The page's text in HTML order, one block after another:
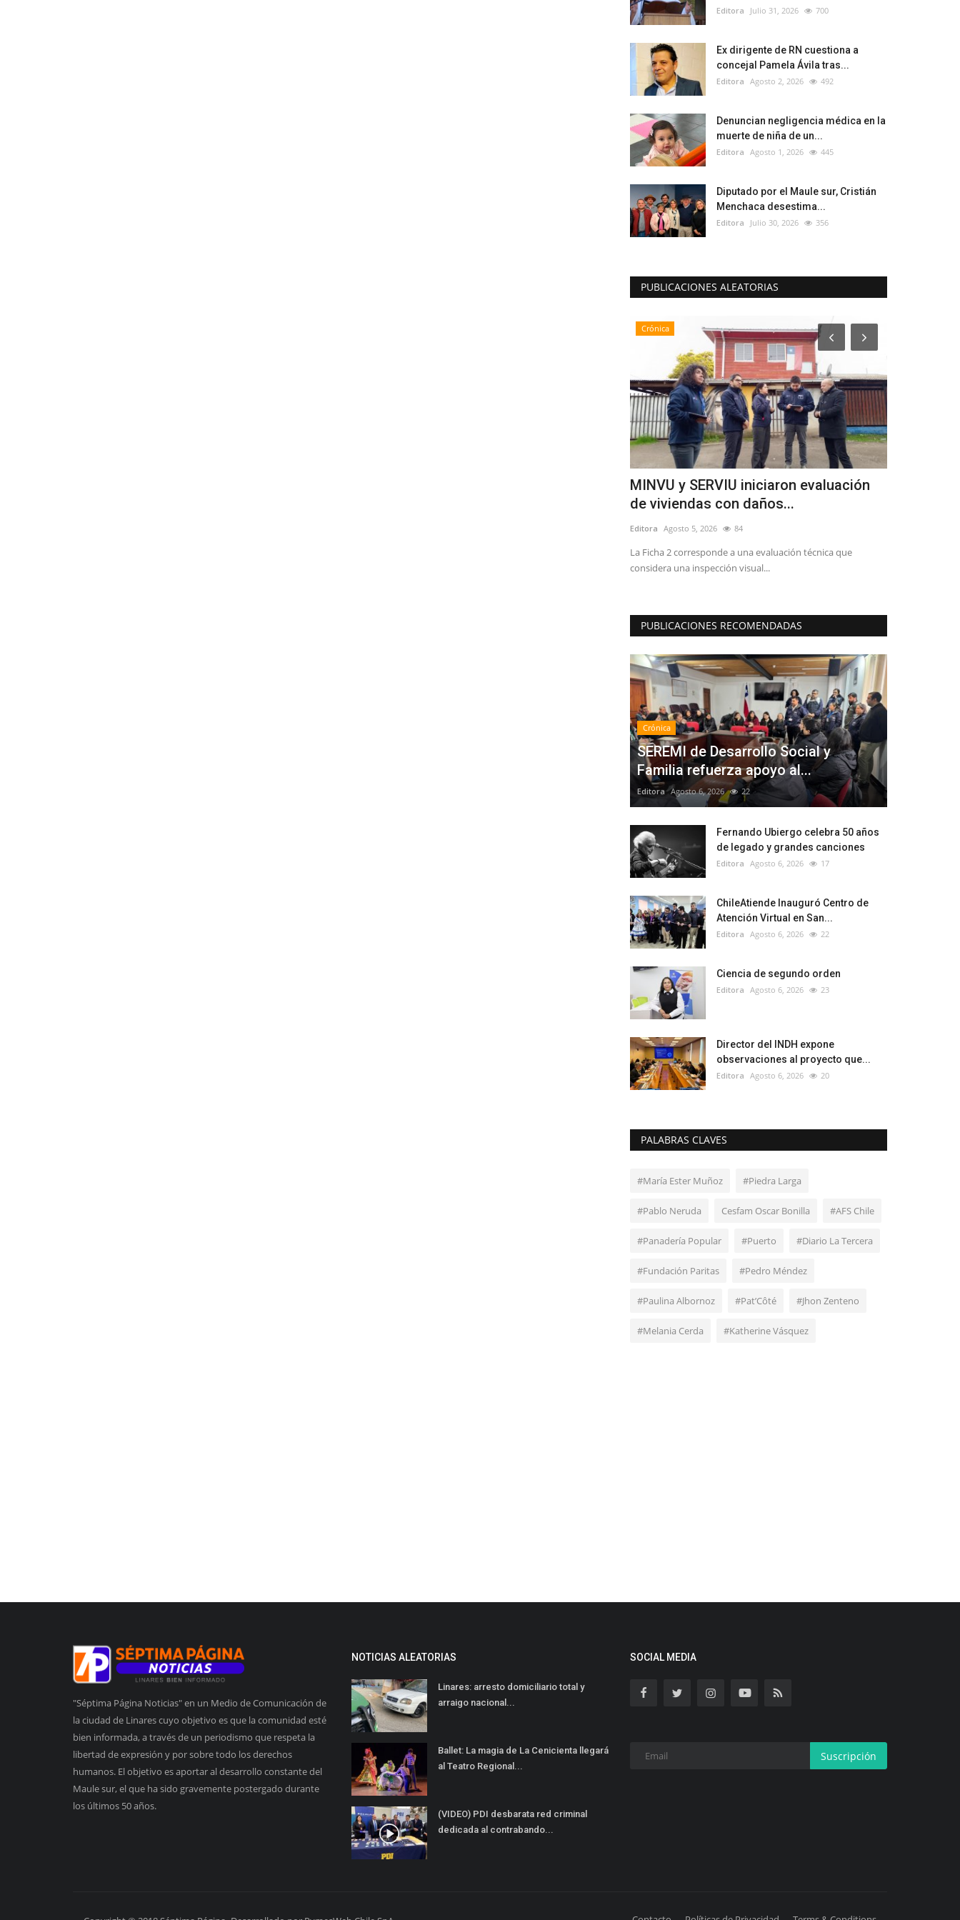
Editora Julio 31, 2026 700
Ex dirigente de RN cuestiona a
concejal Pamela Ávila tras...
Editora Agosto 2, 2026 492
Denuncian negligencia médica en la
muerte de niña de un...
Editora Agosto 1, 2026 445
Diputado por el Maule sur, Cristián
Menchaca desestima...
Editora Julio 30, 2026 356
PUBLICACIONES ALEATORIAS
Crónica
MINVU y SERVIU iniciaron evaluación
de viviendas con daños...
Editora Agosto 5, 2026 84
La Ficha 2 corresponde a una evaluación técnica que
considera una inspección visual...
PUBLICACIONES RECOMENDADAS
Crónica
SEREMI de Desarrollo Social y
Familia refuerza apoyo al...
Editora Agosto 6, 2026 22
Fernando Ubiergo celebra 50 años
de legado y grandes canciones
Editora Agosto 6, 2026 17
ChileAtiende Inauguró Centro de
Atención Virtual en San...
Editora Agosto 6, 2026 22
Ciencia de segundo orden
Editora Agosto 6, 2026 23
Director del INDH expone
observaciones al proyecto que...
Editora Agosto 6, 2026 20
PALABRAS CLAVES
#María Ester Muñoz #Piedra Larga
#Pablo Neruda Cesfam Oscar Bonilla #AFS Chile
#Panadería Popular #Puerto #Diario La Tercera
#Fundación Paritas #Pedro Méndez
#Paulina Albornoz #Pat’Côté #Jhon Zenteno
#Melania Cerda #Katherine Vásquez
"Séptima Página Noticias" en un Medio de Comunicación de
la ciudad de Linares cuyo objetivo es que la comunidad esté
bien informada, a través de un periodismo que respeta la
libertad de expresión y por sobre todo los derechos
humanos. El objetivo es aportar al desarrollo constante del
Maule sur, el que ha sido gravemente postergado durante
los últimos 50 años.
NOTICIAS ALEATORIAS
Linares: arresto domiciliario total y
arraigo nacional...
Ballet: La magia de La Cenicienta llegará
al Teatro Regional...
(VIDEO) PDI desbarata red criminal
dedicada al contrabando...
SOCIAL MEDIA
Suscripción